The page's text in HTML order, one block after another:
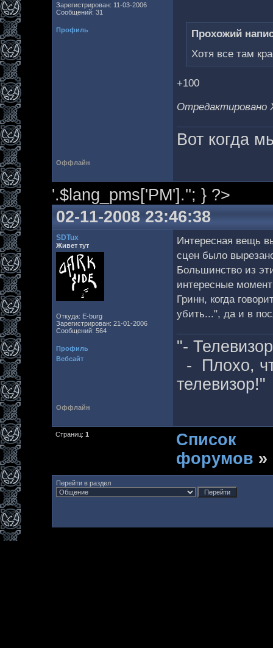
Зарегистрирован: 11-03-2006
Сообщений: 31
Профиль
Прохожий
Хотя все там
+100
Отредактировано
Вот когда
Оффлайн
'.$lang_pms['PM'].''; } ?>
02-11-2008 23:46:38
SDTux
Живет тут
Откуда: E-burg
Зарегистрирован: 21-01-2006
Сообщений: 564
Профиль
Вебсайт
Интересная вещь
сцен было
Большинство из
интересные
Гринн, когда
убить...", да и в
"-
- Плохо,
телевизор!"
Оффлайн
Страниц: 1
Список
форумов »
Перейти в раздел